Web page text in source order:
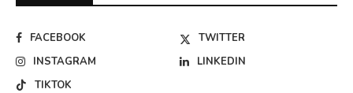
FACEBOOK
TWITTER
INSTAGRAM
LINKEDIN
TIKTOK